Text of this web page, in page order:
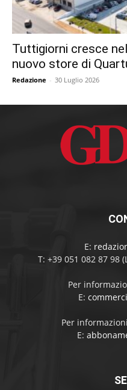
Tuttigiorni cresce
nuovo store di
Redazione - 30 Luglio 2026
E:
T: +39 051 082 87 98
Per
E:
Per
E: